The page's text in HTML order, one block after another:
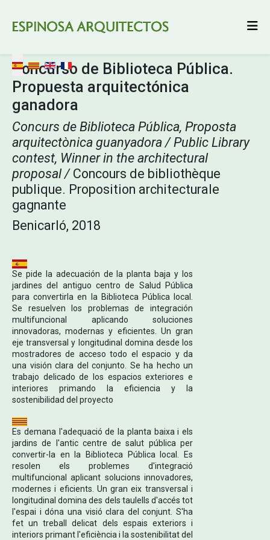
Seleccione su idioma
Concurso de Biblioteca Pública.
Propuesta arquitectónica
ganadora
Concurs de Biblioteca Pública, Proposta
arquitectònica guanyadora / Public Library
contest, Winnerin the architectural
proposal / Concours de bibliothèque
publique. Proposition architecturale
gagnante
Benicarló, 2018
Se pide la adecuación de la planta baja y los
jardines del antiguo centro de Salud Pública
para convertirla en la Biblioteca Pública local.
Se resuelven los problemas de integración
multifuncional aplicando soluciones
innovadoras, modernas y eficientes. Un gran
eje transversal y longitudinal domina desde los
mostradores de acceso todo el espacio y da
una visión clara del conjunto. Se ha hecho un
trabajo delicado de los espacios exteriores e
interiores primando la eficiencia y la
sostenibilidad del proyecto
Es demana l'adequació de la planta baixa i els
jardins de l'antic centre de salut pública per
convertir-la en la Biblioteca Pública local. Es
resolen els problemes d'integració
multifuncional aplicant solucions innovadores,
modernes i eficients. Un gran eix transversal i
longitudinal domina des dels taulells d'accés tot
l'espai i dóna una visió clara del conjunt. S'ha
fet un treball delicat dels espais exteriors i
interiors primant l'eficiència i la sostenibilitat del